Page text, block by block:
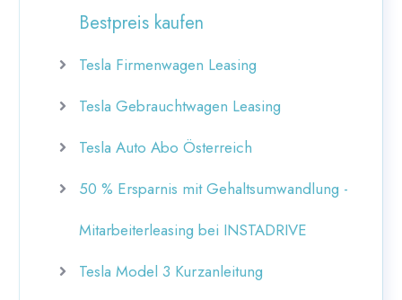
Bestpreis kaufen
Tesla Firmenwagen Leasing
Tesla Gebrauchtwagen Leasing
Tesla Auto Abo Österreich
50 % Ersparnis mit Gehaltsumwandlung -
Mitarbeiterleasing bei INSTADRIVE
Tesla Model 3 Kurzanleitung